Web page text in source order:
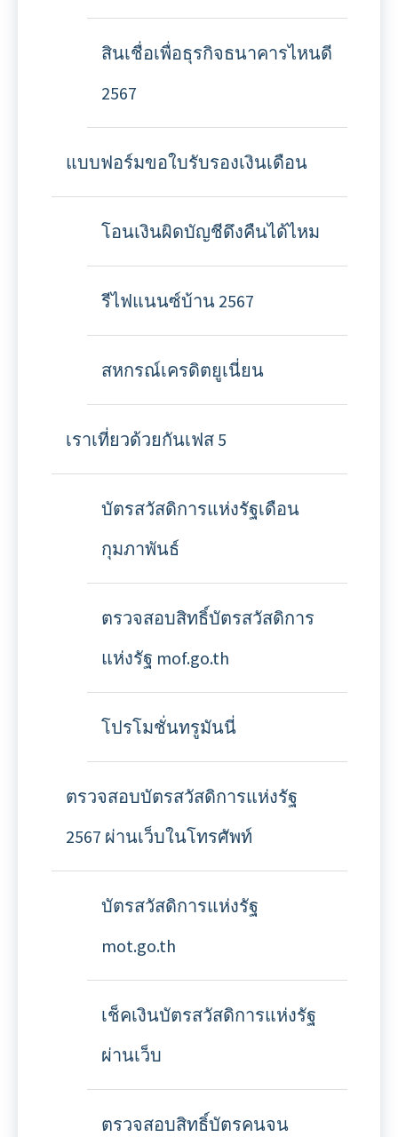
สินเชื่อเพื่อธุรกิจธนาคารไหนดี
2567
แบบฟอร์มขอใบรับรองเงินเดือน
โอนเงินผิดบัญชีดึงคืนได้ไหม
รีไฟแนนซ์บ้าน 2567
สหกรณ์เครดิตยูเนี่ยน
เราเที่ยวด้วยกันเฟส 5
บัตรสวัสดิการแห่งรัฐเดือน
กุมภาพันธ์
ตรวจสอบสิทธิ์บัตรสวัสดิการ
แห่งรัฐ mof.go.th
โปรโมชั่นทรูมันนี่
ตรวจสอบบัตรสวัสดิการแห่งรัฐ
2567 ผ่านเว็บในโทรศัพท์
บัตรสวัสดิการแห่งรัฐ
mot.go.th
เช็คเงินบัตรสวัสดิการแห่งรัฐ
ผ่านเว็บ
ตรวจสอบสิทธิ์บัตรคนจน